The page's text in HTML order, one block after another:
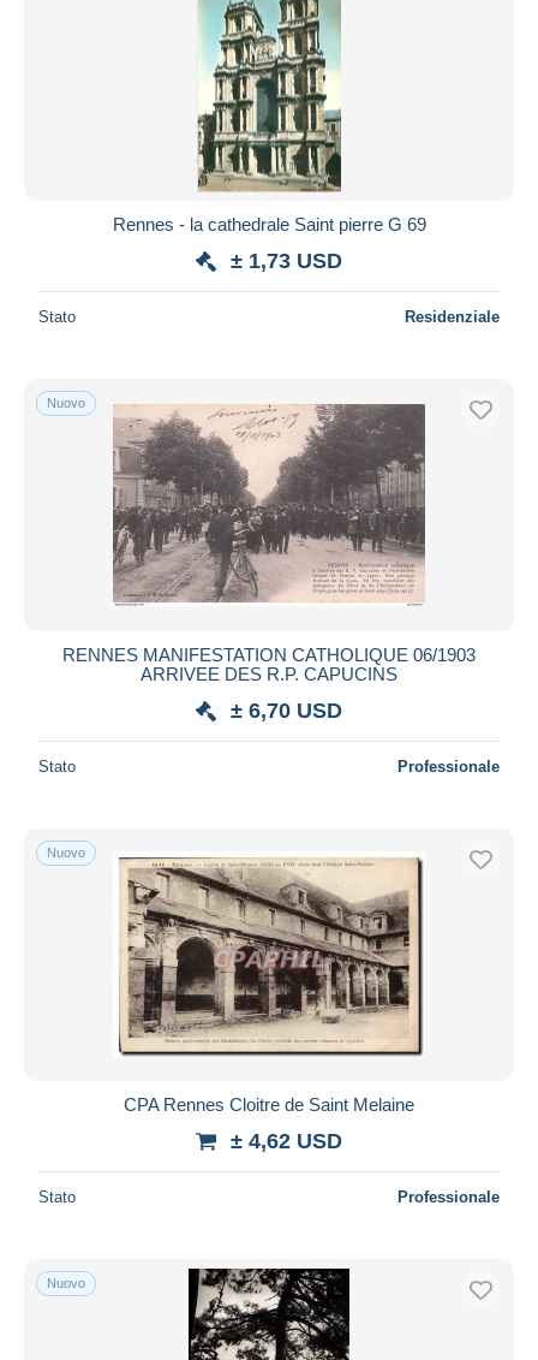
Rennes - la cathedrale Saint pierre G 69
± 1,73 USD
Stato Residenziale
Nuovo
RENNES MANIFESTATION CATHOLIQUE 06/1903
ARRIVEE DES R.P. CAPUCINS
± 6,70 USD
Stato Professionale
Nuovo
CPA Rennes Cloitre de Saint Melaine
± 4,62 USD
Stato Professionale
Nuovo